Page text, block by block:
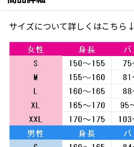
サイズについて詳しくはこちら↓